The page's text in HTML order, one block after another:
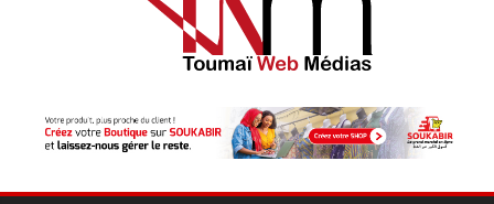
N’Djamena : Le maire intensifie le suivi des chantiers
Moyen-Chari : Les nouveaux bacheliers orientés vers leur
Oum-Hadjer : L’ADESC offre des semences certifiées aux
producteurs de cinq villages